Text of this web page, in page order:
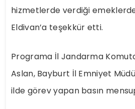
hizmetlerde verdiği
Eldivan’a teşekkür etti.
Programa İl Jandarma
Aslan, Bayburt İl Emniyet
ilde görev yapan basın